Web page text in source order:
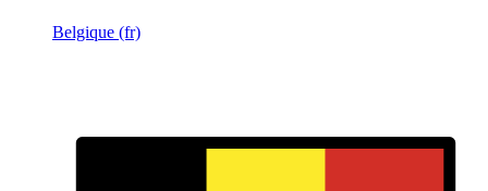
Belgique (fr)